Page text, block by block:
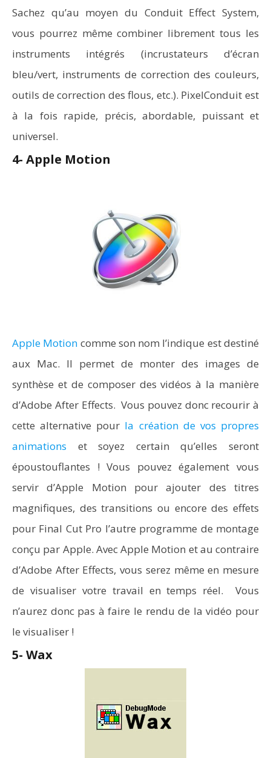
Sachez qu’au moyen du Conduit Effect System,
vous pourrez même combiner librement tous les
instruments intégrés (incrustateurs d’écran
bleu/vert, instruments de correction des couleurs,
outils de correction des flous, etc.). PixelConduit est
à la fois rapide, précis, abordable, puissant et
universel.
4- Apple Motion
Apple Motion comme son nom l’indique est destiné
aux Mac. Il permet de monter des images de
synthèse et de composer des vidéos à la manière
d’Adobe After Effects. Vous pouvez donc recourir à
cette alternative pour la création de vos propres
animations et soyez certain qu’elles seront
époustouflantes ! Vous pouvez également vous
servir d’Apple Motion pour ajouter des titres
magnifiques, des transitions ou encore des effets
pour Final Cut Pro l’autre programme de montage
conçu par Apple. Avec Apple Motion et au contraire
d’Adobe After Effects, vous serez même en mesure
de visualiser votre travail en temps réel. Vous
n’aurez donc pas à faire le rendu de la vidéo pour
le visualiser !
5- Wax